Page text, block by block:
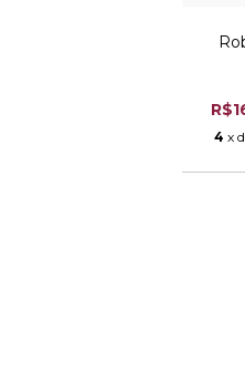
4 x